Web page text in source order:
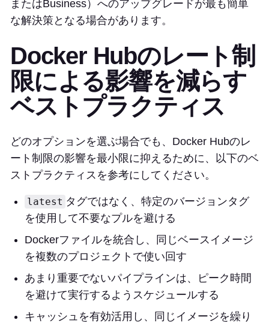
またはBusiness）へのアップグレードが最も簡単
な解決策となる場合があります。
Docker Hubのレート制
限による影響を減らす
ベストプラクティス
どのオプションを選ぶ場合でも、Docker Hubのレ
ート制限の影響を最小限に抑えるために、以下のベ
ストプラクティスを参考にしてください。
latest タグではなく、特定のバージョンタグ
を使用して不要なプルを避ける
Dockerファイルを統合し、同じベースイメージ
を複数のプロジェクトで使い回す
あまり重要でないパイプラインは、ピーク時間
を避けて実行するようスケジュールする
キャッシュを有効活用し、同じイメージを繰り